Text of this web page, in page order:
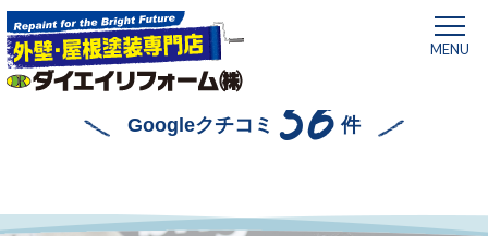
MENU
Googleクチコミ 56 件